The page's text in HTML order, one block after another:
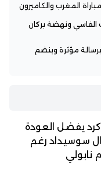
المغرب والكاميرون
الفاسي ونهضة بركان
مؤثرة وينضم
يفضل العودة
سوسيداد رغم
نابولي